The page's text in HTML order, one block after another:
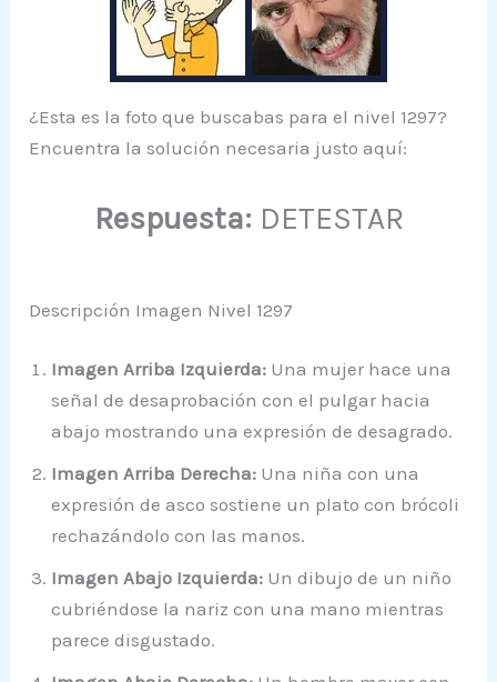
¿Esta es la foto que buscabas para el nivel 1297?
Encuentra la solución necesaria justo aquí:
Respuesta: DETESTAR
Descripción Imagen Nivel 1297
Imagen Arriba Izquierda: Una mujer hace una
señal de desaprobación con el pulgar hacia
abajo mostrando una expresión de desagrado.
Imagen Arriba Derecha: Una niña con una
expresión de asco sostiene un plato con brócoli
rechazándolo con las manos.
Imagen Abajo Izquierda: Un dibujo de un niño
cubriéndose la nariz con una mano mientras
parece disgustado.